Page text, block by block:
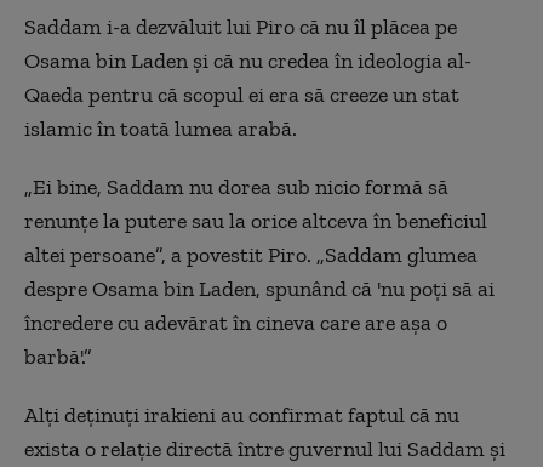
Saddam i-a dezvăluit lui Piro că nu îl plăcea pe
Osama bin Laden și că nu credea în ideologia al-
Qaeda pentru că scopul ei era să creeze un stat
islamic în toată lumea arabă.
„Ei bine, Saddam nu dorea sub nicio formă să
renunțe la putere sau la orice altceva în beneficiul
altei persoane”, a povestit Piro. „Saddam glumea
despre Osama bin Laden, spunând că 'nu poți să ai
încredere cu adevărat în cineva care are așa o
barbă'.”
Alți deținuți irakieni au confirmat faptul că nu
exista o relație directă între guvernul lui Saddam și